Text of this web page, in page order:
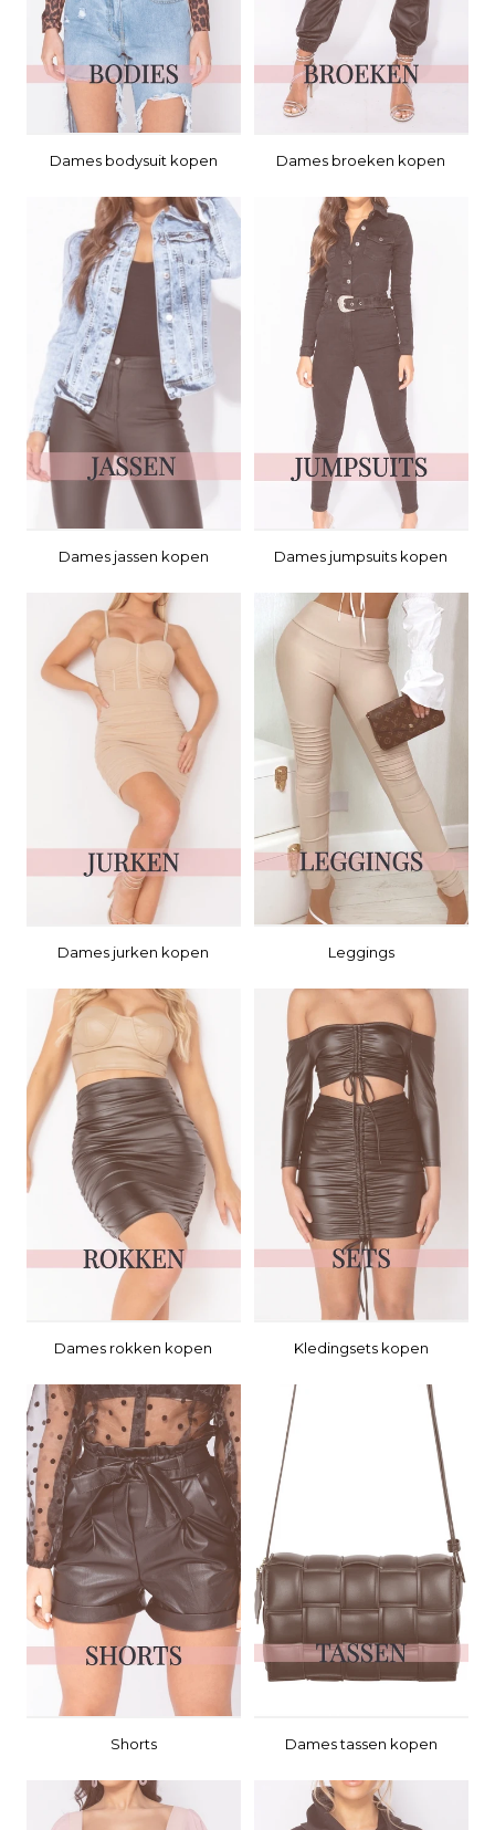
Dames bodysuit kopen Dames broeken kopen
Dames jassen kopen Dames jumpsuits kopen
Dames jurken kopen Leggings
Dames rokken kopen Kledingsets kopen
Shorts Dames tassen kopen